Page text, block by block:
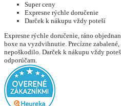
Super ceny
Expresne rýchle doručenie
Darček k nákupu vždy poteší
Expresne rýchle doručenie, ráno
boxe na vyzdvihnutie. Precízne
nepoškodilo. Darček k nákupu vždy
odporúčam.